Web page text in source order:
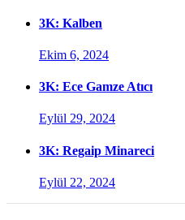
3K: Kalben
Ekim 6, 2024
3K: Ece Gamze Atıcı
Eylül 29, 2024
3K: Regaip Minareci
Eylül 22, 2024